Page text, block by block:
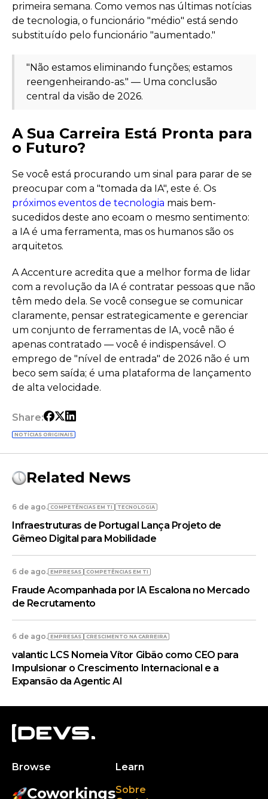
primeira semana. Como vemos nas últimas notícias
de tecnologia, o funcionário "médio" está sendo
substituído pelo funcionário "aumentado."
"Não estamos eliminando funções; estamos
reengenheirando-as." — Uma conclusão
central da visão de 2026.
A Sua Carreira Está Pronta para
o Futuro?
Se você está procurando um sinal para parar de se
preocupar com a "tomada da IA", este é. Os
próximos eventos de tecnologia mais bem-
sucedidos deste ano ecoam o mesmo sentimento:
a IA é uma ferramenta, mas os humanos são os
arquitetos.
A Accenture acredita que a melhor forma de lidar
com a revolução da IA é contratar pessoas que não
têm medo dela. Se você consegue se comunicar
claramente, pensar estrategicamente e gerenciar
um conjunto de ferramentas de IA, você não é
apenas contratado — você é indispensável. O
emprego de "nível de entrada" de 2026 não é um
beco sem saída; é uma plataforma de lançamento
de alta velocidade.
Share:
NOTÍCIAS ORIGINAIS
Related News
6 de ago. COMPETÊNCIAS EM TI TECNOLOGIA
Infraestruturas de Portugal Lança Projeto de
Gêmeo Digital para Mobilidade
6 de ago. EMPRESAS COMPETÊNCIAS EM TI
Fraude Acompanhada por IA Escalona no Mercado
de Recrutamento
6 de ago. EMPRESAS CRESCIMENTO NA CARREIRA
valantic LCS Nomeia Vítor Gibão como CEO para
Impulsionar o Crescimento Internacional e a
Expansão da Agentic AI
Browse
Coworkings
Learn
Sobre